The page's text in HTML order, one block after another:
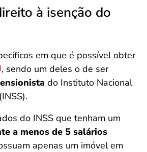
à isenção do
em que é possível obter
, sendo um deles o de ser
do Instituto Nacional
do INSS que tenham um
a menos de 5 salários
apenas um imóvel em